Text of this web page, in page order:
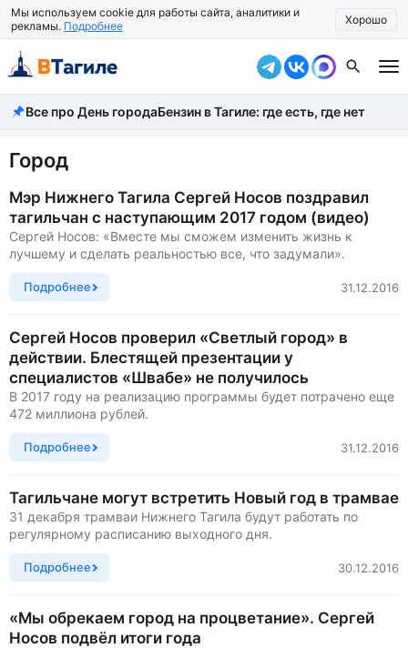
Мы используем cookie для работы сайта, аналитики и
рекламы. Подробнее Хорошо
Все новости
Происшествия
Город
Власть
Жизнь
Общество
Рассказать новость
Все про День городаБензин в Тагиле: где есть, где нет
Город
Мэр Нижнего Тагила Сергей Носов поздравил
тагильчан с наступающим 2017 годом (видео)
Сергей Носов: «Вместе мы сможем изменить жизнь к
лучшему и сделать реальностью все, что задумали».
Подробнее 31.12.2016
Сергей Носов проверил «Светлый город» в
действии. Блестящей презентации у
специалистов «Швабе» не получилось
В 2017 году на реализацию программы будет потрачено еще
472 миллиона рублей.
Подробнее 31.12.2016
Тагильчане могут встретить Новый год в трамвае
31 декабря трамваи Нижнего Тагила будут работать по
регулярному расписанию выходного дня.
Подробнее 30.12.2016
«Мы обрекаем город на процветание». Сергей
Носов подвёл итоги года